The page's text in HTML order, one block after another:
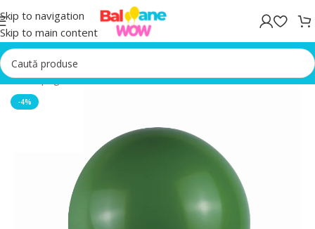
Skip to navigation
Skip to main content
Prima pagină/Baloane latex
-4%